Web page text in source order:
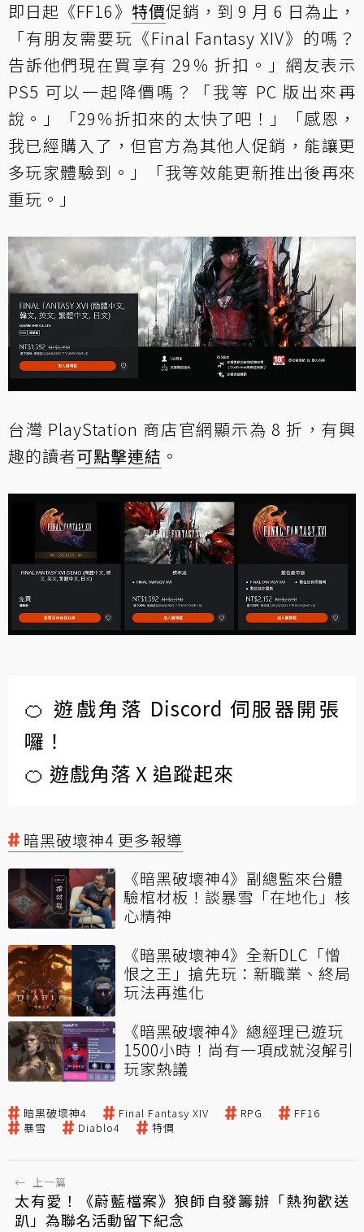
即日起《FF16》 特價促銷，到 9 月 6 日為止，
「有朋友需要玩《Final Fantasy XIV》的嗎？
告訴他們現在買享有 29％ 折扣。」網友表示
PS5 可以一起降價嗎？「我等 PC 版出來再
說。」「29％折扣來的太快了吧！」「感恩，
我已經購入了，但官方為其他人促銷，能讓更
多玩家體驗到。」「我等效能更新推出後再來
重玩。」
台灣 PlayStation 商店官網顯示為 8 折，有興
趣的讀者可點擊連結 。
🍊 遊戲角落 Discord 伺服器開張
囉！
🍊 遊戲角落 X 追蹤起來
暗黑破壞神4 更多報導
《暗黑破壞神4》副總監來台體
驗棺材板！談暴雪「在地化」核
心精神
《暗黑破壞神4》全新DLC「憎
恨之王」搶先玩：新職業、終局
玩法再進化
《暗黑破壞神4》總經理已遊玩
1500小時！尚有一項成就沒解引
玩家熱議
暗黑破壞神4 Final Fantasy XIV RPG
FF16
暴雪
Diablo4 特價
← 上一篇
太有愛！《蔚藍檔案》狼師自發籌辦「熱狗歡送
趴」為聯名活動留下紀念